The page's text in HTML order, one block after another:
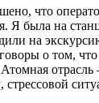
что
Я была на
на
о том,
отрасль